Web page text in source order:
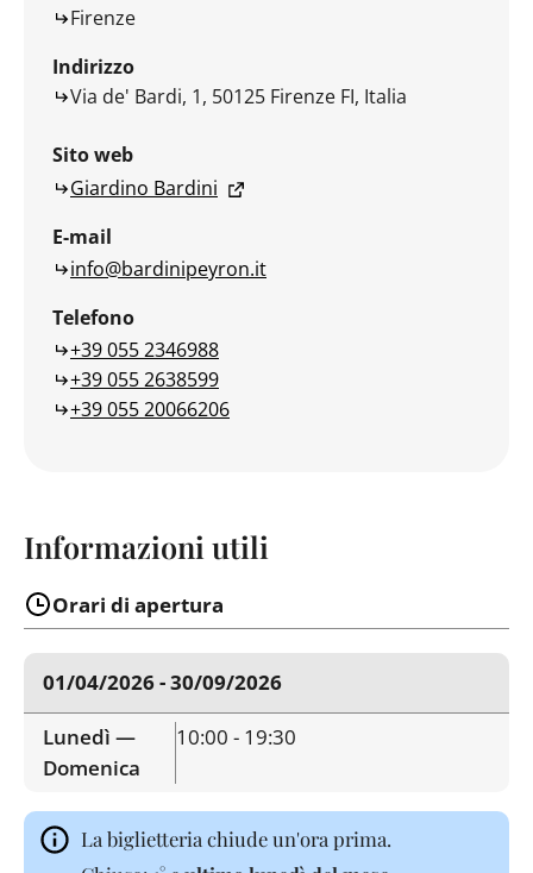
Firenze
Indirizzo
Via de' Bardi, 1, 50125 Firenze FI, Italia
Sito web
Giardino Bardini
E-mail
info@bardinipeyron.it
Telefono
+39 055 2346988
+39 055 2638599
+39 055 20066206
Informazioni utili
Orari di apertura
01/04/2026 - 30/09/2026
Lunedì —
Domenica
10:00 - 19:30
La biglietteria chiude un'ora prima.